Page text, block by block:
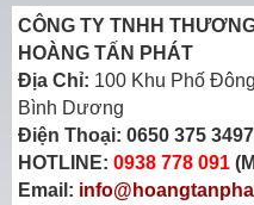
CÔNG TY TNHH
HOÀNG TẤN PHÁT
Địa Chỉ: 100 Khu Phố
Bình Dương
Điện Thoại: 0650 375 3497
HOTLINE: 0938 778 091
Email: